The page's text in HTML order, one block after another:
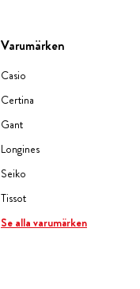
Varumärken
Casio
Certina
Gant
Longines
Seiko
Tissot
Se alla varumärken